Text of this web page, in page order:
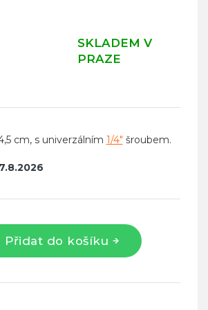
SKLADEM V
PRAZE
7.8.2026
Přidat do košíku
cm, s univerzálním 1/4" šroubem.